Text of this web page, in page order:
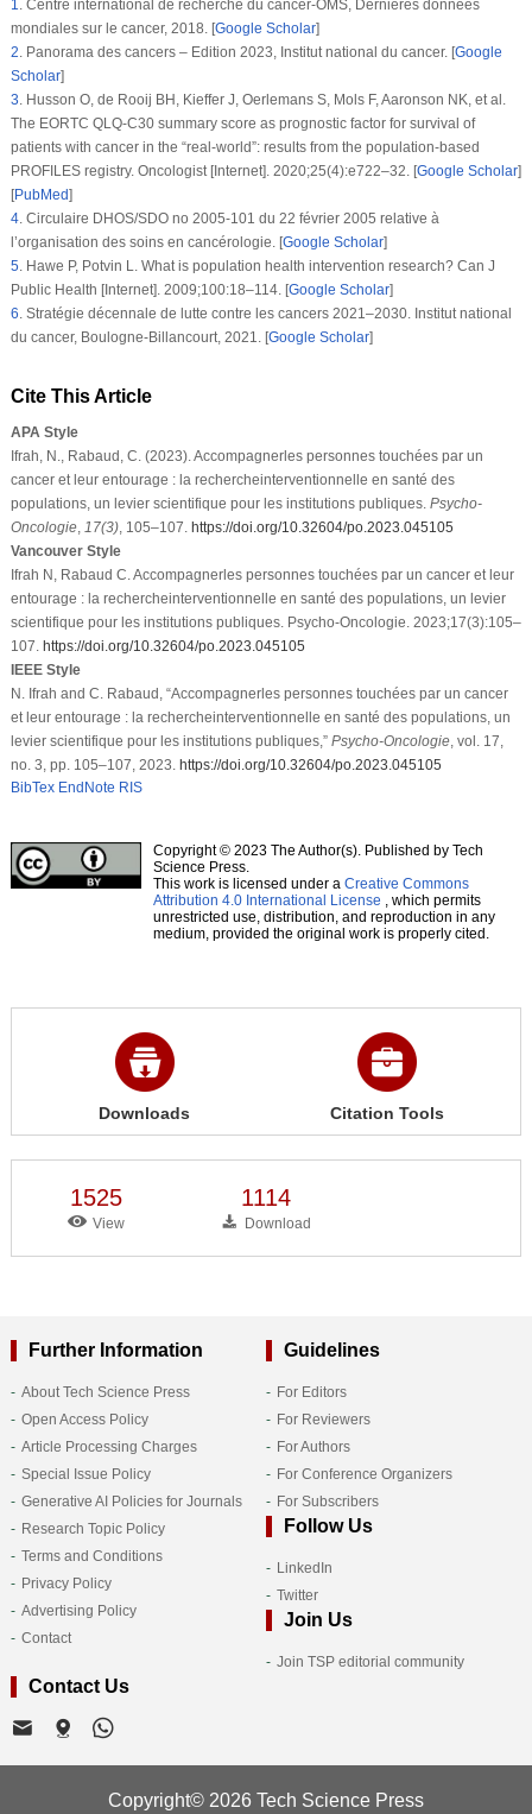
1
Centre international de recherche du cancer-OMS, Dernières données
mondiales sur le cancer, 2018. [Google Scholar]
2 Panorama des cancers – Edition 2023, Institut national du cancer. [Google
Scholar]
3 Husson O, de Rooij BH, Kieffer J, Oerlemans S, Mols F, Aaronson NK, et al.
The EORTC QLQ-C30 summary score as prognostic factor for survival of
patients with cancer in the “real-world”: results from the population-based
PROFILES registry. Oncologist [Internet]. 2020;25(4):e722–32. [Google Scholar]
[PubMed]
4. Circulaire DHOS/SDO no 2005-101 du 22 février 2005 relative à
l’organisation des soins en cancérologie. [Google Scholar]
5. Hawe P, Potvin L. What is population health intervention research? Can J
Public Health [Internet]. 2009;100:18–114. [Google Scholar]
6 Stratégie décennale de lutte contre les cancers 2021–2030. Institut national
du cancer, Boulogne-Billancourt, 2021. [Google Scholar]
Cite This Article
APA Style
Ifrah, N., Rabaud, C. (2023). Accompagnerles personnes touchées par un
cancer et leur entourage : la rechercheinterventionnelle en santé des
populations, un levier scientifique pour les institutions publiques. Psycho-
Oncologie, 17(3), 105–107. https://doi.org/10.32604/po.2023.045105
Vancouver Style
Ifrah N, Rabaud C. Accompagnerles personnes touchées par un cancer et leur
entourage : la rechercheinterventionnelle en santé des populations, un levier
scientifique pour les institutions publiques. Psycho-Oncologie. 2023;17(3):105–
107. https://doi.org/10.32604/po.2023.045105
IEEE Style
N. Ifrah and C. Rabaud, “Accompagnerles personnes touchées par un cancer
et leur entourage : la rechercheinterventionnelle en santé des populations, un
levier scientifique pour les institutions publiques,” Psycho-Oncologie, vol. 17,
no. 3, pp. 105–107, 2023. https://doi.org/10.32604/po.2023.045105
BibTex EndNote RIS
Copyright © 2023 The Author(s). Published by Tech
Science Press.
This work is licensed under a Creative Commons
Attribution 4.0 International License , which permits
unrestricted use, distribution, and reproduction in any
medium, provided the original work is properly cited.
Downloads Citation Tools
1525
View
1114
Download
Further Information
About Tech Science Press
Open Access Policy
Article Processing Charges
Special Issue Policy
Generative AI Policies for Journals
Research Topic Policy
Terms and Conditions
Privacy Policy
Advertising Policy
Contact
Guidelines
For Editors
For Reviewers
For Authors
For Conference Organizers
For Subscribers
Follow Us
LinkedIn
Twitter
Join Us
Join TSP editorial community
Contact Us
Copyright© 2026 Tech Science Press